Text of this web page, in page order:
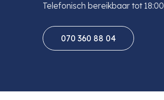
Telefonisch bereikbaar tot 18:00
070 360 88 04